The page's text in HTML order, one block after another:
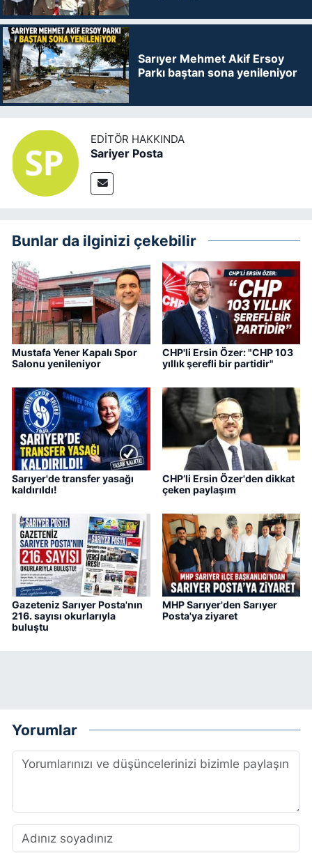
Sarıyer Mehmet Akif Ersoy
Parkı baştan sona yenileniyor
EDITÖR HAKKINDA
Sariyer Posta
Bunlar da ilginizi çekebilir
Mustafa Yener Kapalı Spor
Salonu yenileniyor
CHP'li Ersin Özer: "CHP 103
yıllık şerefli bir partidir"
Sarıyer'de transfer yasağı
kaldırıldı!
CHP’li Ersin Özer'den dikkat
çeken paylaşım
Gazeteniz Sarıyer Posta'nın
216. sayısı okurlarıyla
buluştu
MHP Sarıyer'den Sarıyer
Posta'ya ziyaret
Yorumlar